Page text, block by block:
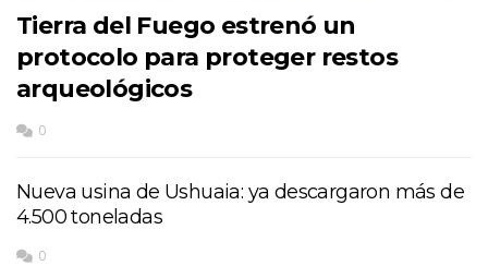
Tierra del Fuego estrenó un
protocolo para proteger restos
arqueológicos
0
Nueva usina de Ushuaia: ya descargaron más de
4.500 toneladas
0